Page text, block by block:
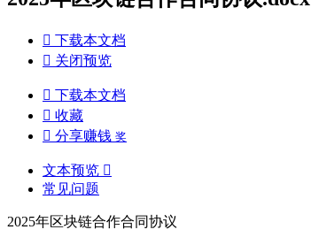
 下载本文档
 关闭预览
 下载本文档
 收藏
 分享赚钱 奖
文本预览 
常见问题
2025年区块链合作合同协议